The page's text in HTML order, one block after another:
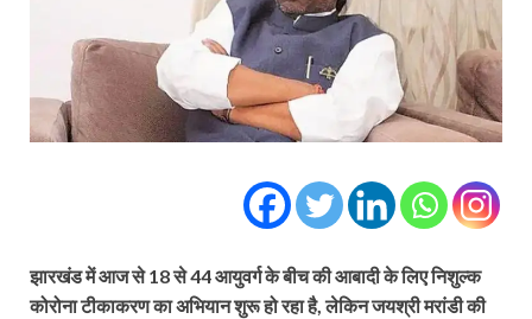
झारखंड में आज से 18 से 44 आयुवर्ग के बीच की आबादी के लिए निशुल्‍क
कोरोना टीकाकरण का अभियान शुरू हो रहा है, लेकिन जयश्री मरांडी की